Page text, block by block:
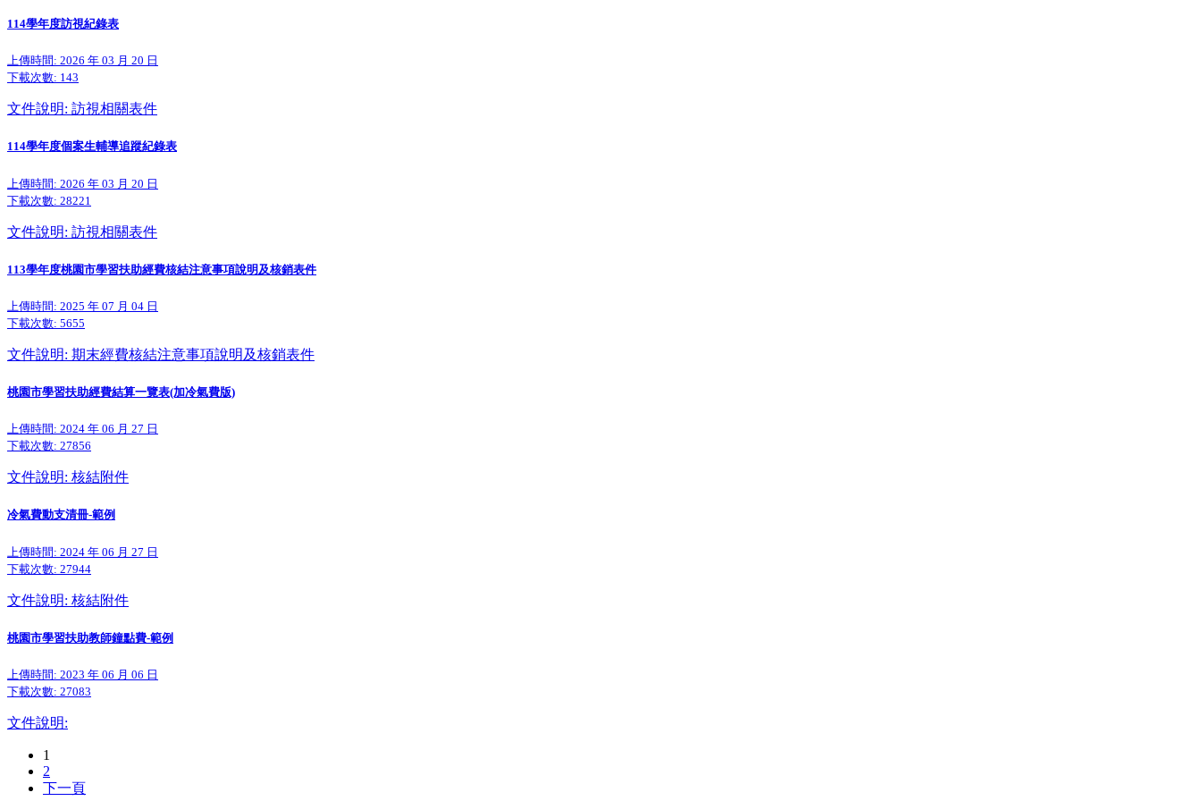
114學年度訪視紀錄表
上傳時間: 2026 年 03 月 20 日
下載次數: 143
文件說明: 訪視相關表件
114學年度個案生輔導追蹤紀錄表
上傳時間: 2026 年 03 月 20 日
下載次數: 28221
文件說明: 訪視相關表件
113學年度桃園市學習扶助經費核結注意事項說明及核銷表件
上傳時間: 2025 年 07 月 04 日
下載次數: 5655
文件說明: 期末經費核結注意事項說明及核銷表件
桃園市學習扶助經費結算一覽表(加冷氣費版)
上傳時間: 2024 年 06 月 27 日
下載次數: 27856
文件說明: 核結附件
冷氣費動支清冊-範例
上傳時間: 2024 年 06 月 27 日
下載次數: 27944
文件說明: 核結附件
桃園市學習扶助教師鐘點費-範例
上傳時間: 2023 年 06 月 06 日
下載次數: 27083
文件說明:
1
2
下一頁